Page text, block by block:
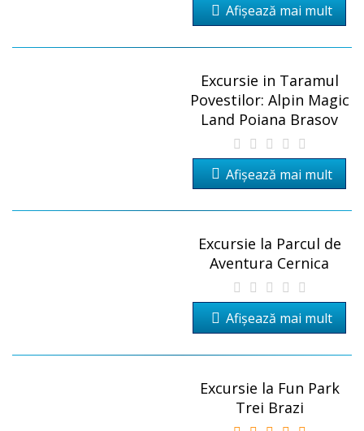
Afișează mai mult
Excursie in Taramul
Povestilor: Alpin Magic
Land Poiana Brasov
Afișează mai mult
Excursie la Parcul de
Aventura Cernica
Afișează mai mult
Excursie la Fun Park
Trei Brazi